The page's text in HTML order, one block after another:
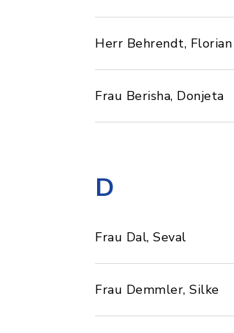
Herr Behrendt, Florian
Frau Berisha, Donjeta
D
Frau Dal, Seval
Frau Demmler, Silke